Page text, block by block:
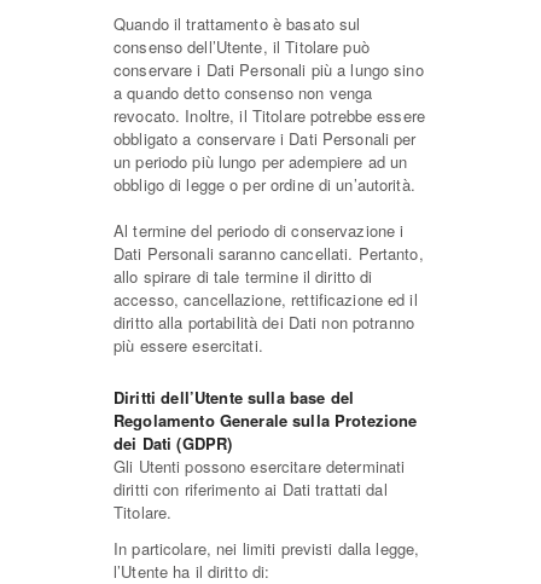
Quando il trattamento è basato sul
consenso dell’Utente, il Titolare può
conservare i Dati Personali più a lungo sino
a quando detto consenso non venga
revocato. Inoltre, il Titolare potrebbe essere
obbligato a conservare i Dati Personali per
un periodo più lungo per adempiere ad un
obbligo di legge o per ordine di un’autorità.
Al termine del periodo di conservazione i
Dati Personali saranno cancellati. Pertanto,
allo spirare di tale termine il diritto di
accesso, cancellazione, rettificazione ed il
diritto alla portabilità dei Dati non potranno
più essere esercitati.
Diritti dell’Utente sulla base del
Regolamento Generale sulla Protezione
dei Dati (GDPR)
Gli Utenti possono esercitare determinati
diritti con riferimento ai Dati trattati dal
Titolare.
In particolare, nei limiti previsti dalla legge,
l’Utente ha il diritto di: